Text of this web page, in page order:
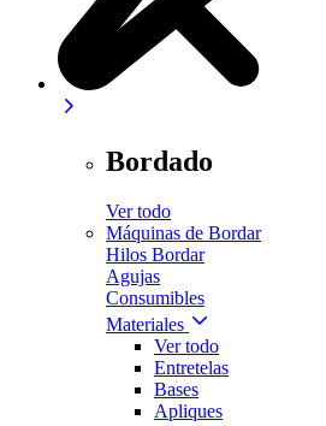
Bordado
Ver todo
Máquinas de Bordar
Hilos Bordar
Agujas
Consumibles
Materiales
Ver todo
Entretelas
Bases
Apliques